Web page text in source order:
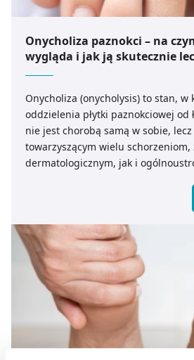
Onycholiza paznokci – na
wygląda i jak ją skutecznie
Onycholiza (onycholysis) to stan,
oddzielenia płytki paznokciowej od
nie jest chorobą samą w sobie,
towarzyszącym wielu schorzeniom,
dermatologicznym, jak i
wynikiem działania czynników
stanowić manifestację chorób
autoimmunologicznych. Wczesne
identyfikacja przyczyny onycholizy
wdrożenie odpowiedniego leczenia,
trwałym deformacjom paznokci.
paznokci powinien wzbudzać
w przypadku onycholizy?